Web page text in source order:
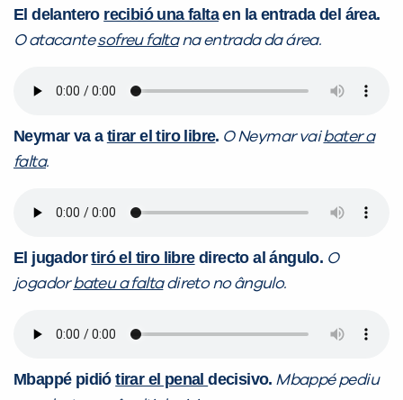
El delantero recibió una faltaen la entrada del área.
O atacantesofreu faltana entrada da área.
Neymar va a tirar el tiro libre. O Neymar vaibater a
falta.
El jugadortiró el tiro libredirecto al ángulo. O
jogadorbateu a faltadireto no ângulo.
Mbappé pidiótirar el penaldecisivo. Mbappé pediu